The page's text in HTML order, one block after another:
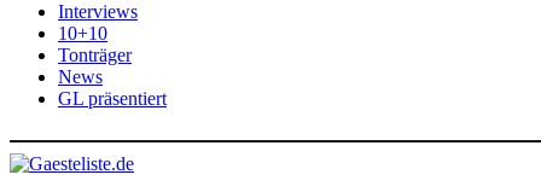
Interviews
10+10
Tonträger
News
GL präsentiert